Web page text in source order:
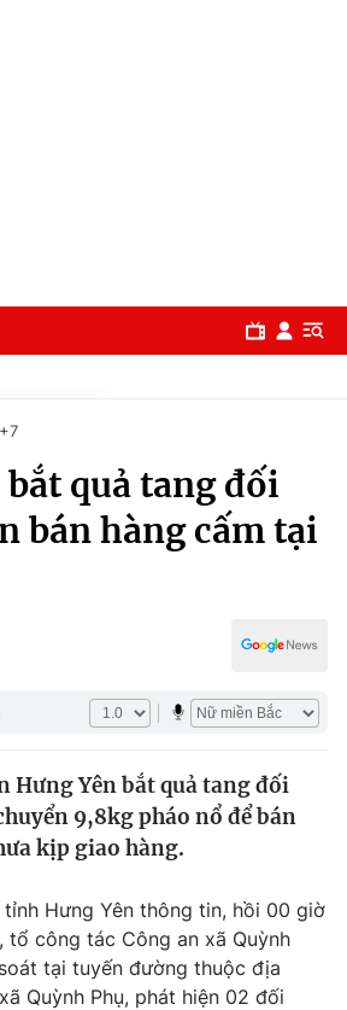
trí
quả tang đối
bán hàng cấm tại
Hưng Yên bắt quả tang đối
9,8kg pháo nổ để bán
kịp giao hàng.
Hưng Yên thông tin, hồi 00 giờ
tổ công tác Công an xã Quỳnh
tại tuyến đường thuộc địa
Quỳnh Phụ, phát hiện 02 đối